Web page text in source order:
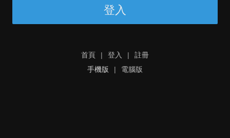
登入
首頁 | 登入 |
註冊
手機版
| 電腦版